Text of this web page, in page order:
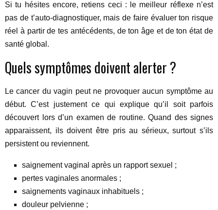
Si tu hésites encore, retiens ceci : le meilleur réflexe n’est
pas de t’auto-diagnostiquer, mais de faire évaluer ton risque
réel à partir de tes antécédents, de ton âge et de ton état de
santé global.
Quels symptômes doivent alerter ?
Le cancer du vagin peut ne provoquer aucun symptôme au
début. C’est justement ce qui explique qu’il soit parfois
découvert lors d’un examen de routine. Quand des signes
apparaissent, ils doivent être pris au sérieux, surtout s’ils
persistent ou reviennent.
saignement vaginal après un rapport sexuel ;
pertes vaginales anormales ;
saignements vaginaux inhabituels ;
douleur pelvienne ;